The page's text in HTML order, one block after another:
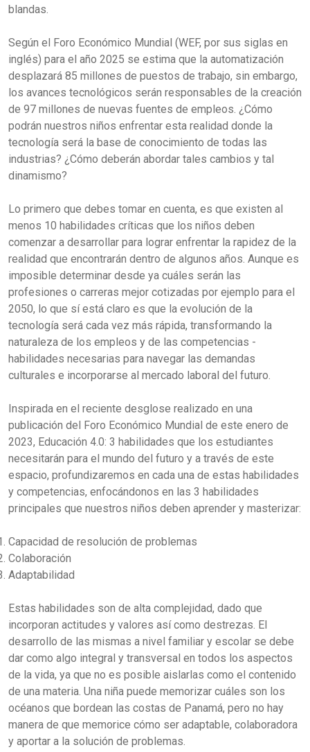
blandas.
Según el Foro Económico Mundial (WEF, por sus siglas en
inglés) para el año 2025 se estima que la automatización
desplazará 85 millones de puestos de trabajo, sin embargo,
los avances tecnológicos serán responsables de la creación
de 97 millones de nuevas fuentes de empleos. ¿Cómo
podrán nuestros niños enfrentar esta realidad donde la
tecnología será la base de conocimiento de todas las
industrias? ¿Cómo deberán abordar tales cambios y tal
dinamismo?
Lo primero que debes tomar en cuenta, es que existen al
menos 10 habilidades críticas que los niños deben
comenzar a desarrollar para lograr enfrentar la rapidez de la
realidad que encontrarán dentro de algunos años. Aunque es
imposible determinar desde ya cuáles serán las
profesiones o carreras mejor cotizadas por ejemplo para el
2050, lo que sí está claro es que la evolución de la
tecnología será cada vez más rápida, transformando la
naturaleza de los empleos y de las competencias -
habilidades necesarias para navegar las demandas
culturales e incorporarse al mercado laboral del futuro.
Inspirada en el reciente desglose realizado en una
publicación del Foro Económico Mundial de este enero de
2023, Educación 4.0: 3 habilidades que los estudiantes
necesitarán para el mundo del futuro y a través de este
espacio, profundizaremos en cada una de estas habilidades
y competencias, enfocándonos en las 3 habilidades
principales que nuestros niños deben aprender y masterizar:
Capacidad de resolución de problemas
Colaboración
Adaptabilidad
Estas habilidades son de alta complejidad, dado que
incorporan actitudes y valores así como destrezas. El
desarrollo de las mismas a nivel familiar y escolar se debe
dar como algo integral y transversal en todos los aspectos
de la vida, ya que no es posible aislarlas como el contenido
de una materia. Una niña puede memorizar cuáles son los
océanos que bordean las costas de Panamá, pero no hay
manera de que memorice cómo ser adaptable, colaboradora
y aportar a la solución de problemas.